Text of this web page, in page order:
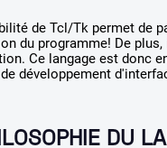
de Tcl/Tk permet de
du programme! De
Ce langage est donc
développement
DU